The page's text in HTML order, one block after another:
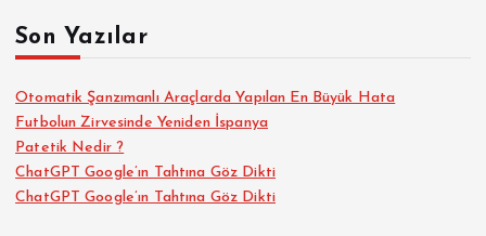
Son Yazılar
Otomatik Şanzımanlı Araçlarda Yapılan En Büyük Hata
Futbolun Zirvesinde Yeniden İspanya
Patetik Nedir ?
ChatGPT Google’ın Tahtına Göz Dikti
ChatGPT Google’ın Tahtına Göz Dikti